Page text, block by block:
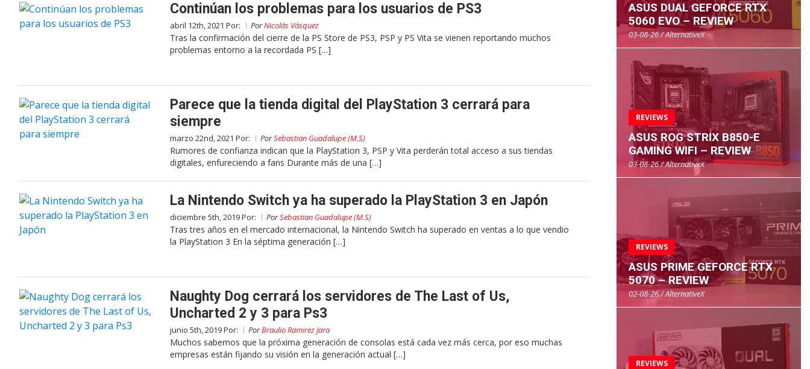
Continúan los problemas para los usuarios de PS3
abril 12th, 2021 Por: PorNicolás Vásquez
Tras la confirmación del cierre de la PS Store de PS3, PSP y PS Vita se vienen reportando muchos
problemas entorno a la recordada PS […]
Parece que la tienda digital del PlayStation 3 cerrará para
siempre
marzo 22nd, 2021 Por: PorSebastian Guadalupe (M.S)
Rumores de confianza indican que la PlayStation 3, PSP y Vita perderán total acceso a sus tiendas
digitales, enfureciendo a fans Durante más de una […]
La Nintendo Switch ya ha superado la PlayStation 3 en Japón
diciembre 5th, 2019 Por: PorSebastian Guadalupe (M.S)
Tras tres años en el mercado internacional, la Nintendo Switch ha superado en ventas a lo que vendio
la PlayStation 3 En la séptima generación […]
Naughty Dog cerrará los servidores de The Last of Us,
Uncharted 2 y 3 para Ps3
junio 5th, 2019 Por: PorBraulio Ramirez Jara
Muchos sabemos que la próxima generación de consolas está cada vez más cerca, por eso muchas
empresas están fijando su visión en la generación actual […]
ASUS DUAL GEFORCE RTX
5060 EVO – REVIEW
03-08-26 / AlternativeX
REVIEWS
ASUS ROG STRIX B850-E
GAMING WIFI – REVIEW
03-08-26 / AlternativeX
REVIEWS
ASUS PRIME GEFORCE RTX
5070 – REVIEW
02-08-26 / AlternativeX
REVIEWS